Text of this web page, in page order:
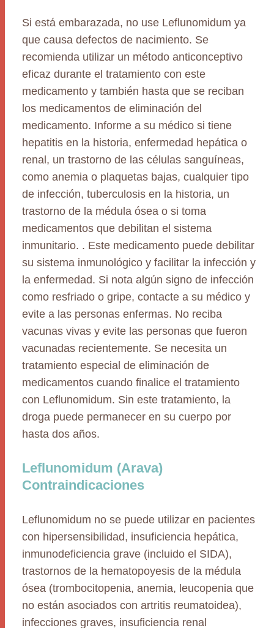
Si está embarazada, no use Leflunomidum ya
que causa defectos de nacimiento. Se
recomienda utilizar un método anticonceptivo
eficaz durante el tratamiento con este
medicamento y también hasta que se reciban
los medicamentos de eliminación del
medicamento. Informe a su médico si tiene
hepatitis en la historia, enfermedad hepática o
renal, un trastorno de las células sanguíneas,
como anemia o plaquetas bajas, cualquier tipo
de infección, tuberculosis en la historia, un
trastorno de la médula ósea o si toma
medicamentos que debilitan el sistema
inmunitario. . Este medicamento puede debilitar
su sistema inmunológico y facilitar la infección y
la enfermedad. Si nota algún signo de infección
como resfriado o gripe, contacte a su médico y
evite a las personas enfermas. No reciba
vacunas vivas y evite las personas que fueron
vacunadas recientemente. Se necesita un
tratamiento especial de eliminación de
medicamentos cuando finalice el tratamiento
con Leflunomidum. Sin este tratamiento, la
droga puede permanecer en su cuerpo por
hasta dos años.
Leflunomidum (Arava)
Contraindicaciones
Leflunomidum no se puede utilizar en pacientes
con hipersensibilidad, insuficiencia hepática,
inmunodeficiencia grave (incluido el SIDA),
trastornos de la hematopoyesis de la médula
ósea (trombocitopenia, anemia, leucopenia que
no están asociados con artritis reumatoidea),
infecciones graves, insuficiencia renal